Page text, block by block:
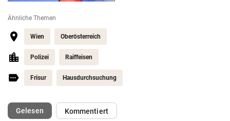
Ähnliche Themen
Wien Oberösterreich
Polizei Raiffeisen
Frisur Hausdurchsuchung
Gelesen(ausgewählt)Kommentiert